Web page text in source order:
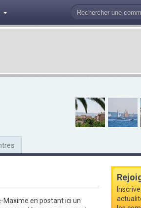
Maxime en postant ici un